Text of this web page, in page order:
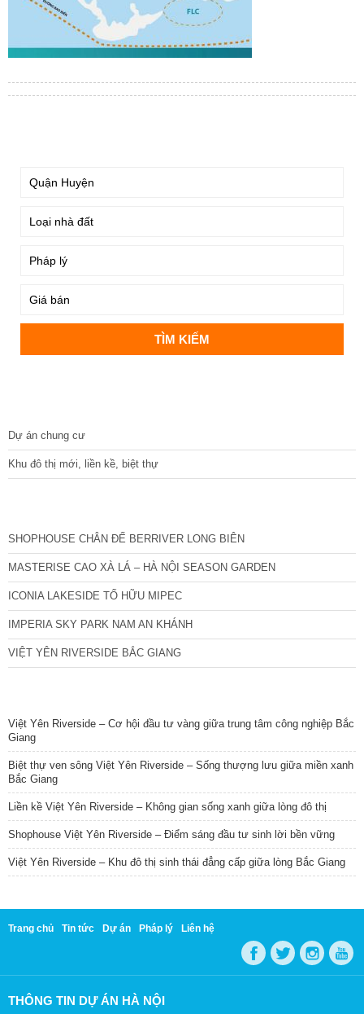
Dự án chung cư
Khu đô thị mới, liền kề, biệt thự
SHOPHOUSE CHÂN ĐẾ BERRIVER LONG BIÊN
MASTERISE CAO XÀ LÁ – HÀ NỘI SEASON GARDEN
ICONIA LAKESIDE TỐ HỮU MIPEC
IMPERIA SKY PARK NAM AN KHÁNH
VIỆT YÊN RIVERSIDE BẮC GIANG
Việt Yên Riverside – Cơ hội đầu tư vàng giữa trung tâm công nghiệp Bắc
Giang
Biệt thự ven sông Việt Yên Riverside – Sống thượng lưu giữa miền xanh
Bắc Giang
Liền kề Việt Yên Riverside – Không gian sống xanh giữa lòng đô thị
Shophouse Việt Yên Riverside – Điểm sáng đầu tư sinh lời bền vững
Việt Yên Riverside – Khu đô thị sinh thái đẳng cấp giữa lòng Bắc Giang
Trang chủ Tin tức Dự án Pháp lý Liên hệ
THÔNG TIN DỰ ÁN HÀ NỘI